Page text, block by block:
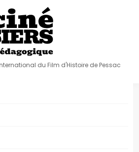
du Film d'Histoire de Pessac